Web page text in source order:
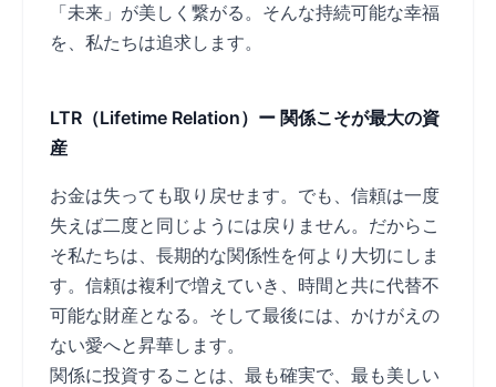
「未来」が美しく繋がる。そんな持続可能な幸福
を、私たちは追求します。
LTR（Lifetime Relation）ー 関係こそが最大の資
産
お金は失っても取り戻せます。でも、信頼は一度
失えば二度と同じようには戻りません。だからこ
そ私たちは、長期的な関係性を何より大切にしま
す。信頼は複利で増えていき、時間と共に代替不
可能な財産となる。そして最後には、かけがえの
ない愛へと昇華します。
関係に投資することは、最も確実で、最も美しい